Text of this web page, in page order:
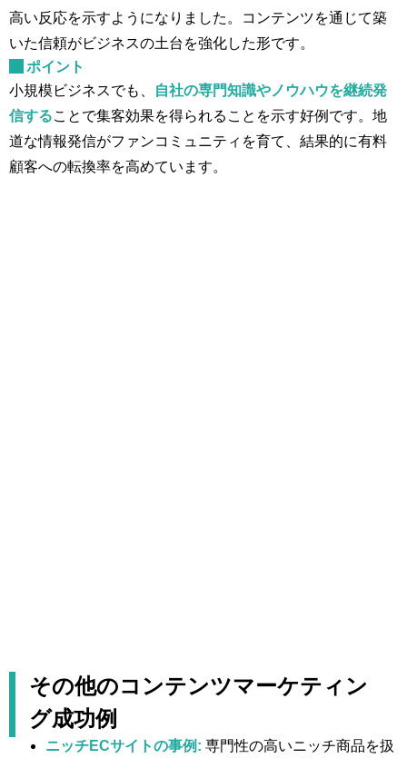
高い反応を示すようになりました。コンテンツを通じて築
いた信頼がビジネスの土台を強化した形です。
ポイント
小規模ビジネスでも、
自社の専門知識やノウハウを継続発
信することで集客効果を得られることを示す好例です。地
道な情報発信がファンコミュニティを育て、結果的に有料
顧客への転換率を高めています。
その他のコンテンツマーケティン
グ成功例
ニッチECサイトの事例: 専門性の高いニッチ商品を扱